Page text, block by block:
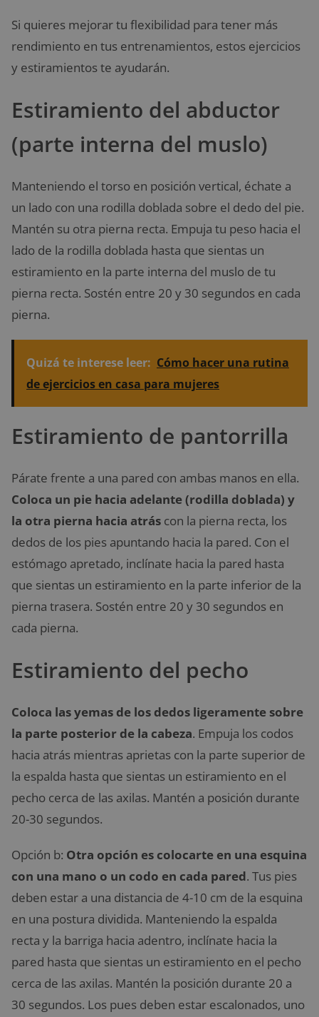
Si quieres mejorar tu flexibilidad para tener más
rendimiento en tus entrenamientos, estos ejercicios
y estiramientos te ayudarán.
Estiramiento del abductor
(parte interna del muslo)
Manteniendo el torso en posición vertical, échate a
un lado con una rodilla doblada sobre el dedo del pie.
Mantén su otra pierna recta. Empuja tu peso hacia el
lado de la rodilla doblada hasta que sientas un
estiramiento en la parte interna del muslo de tu
pierna recta. Sostén entre 20 y 30 segundos en cada
pierna.
Quizá te interese leer: Cómo hacer una rutina
de ejercicios en casa para mujeres
Estiramiento de pantorrilla
Párate frente a una pared con ambas manos en ella.
Coloca un pie hacia adelante (rodilla doblada) y
la otra pierna hacia atrás con la pierna recta, los
dedos de los pies apuntando hacia la pared. Con el
estómago apretado, inclínate hacia la pared hasta
que sientas un estiramiento en la parte inferior de la
pierna trasera. Sostén entre 20 y 30 segundos en
cada pierna.
Estiramiento del pecho
Coloca las yemas de los dedos ligeramente sobre
la parte posterior de la cabeza. Empuja los codos
hacia atrás mientras aprietas con la parte superior de
la espalda hasta que sientas un estiramiento en el
pecho cerca de las axilas. Mantén a posición durante
20-30 segundos.
Opción b: Otra opción es colocarte en una esquina
con una mano o un codo en cada pared. Tus pies
deben estar a una distancia de 4-10 cm de la esquina
en una postura dividida. Manteniendo la espalda
recta y la barriga hacia adentro, inclínate hacia la
pared hasta que sientas un estiramiento en el pecho
cerca de las axilas. Mantén la posición durante 20 a
30 segundos. Los pues deben estar escalonados, uno